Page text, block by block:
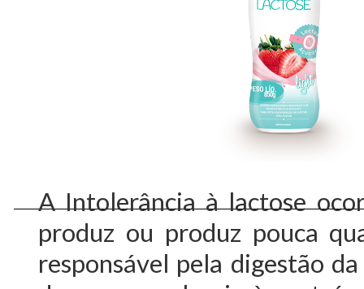
A Intolerância à lactose
produz ou produz pouca
responsável pela digestão